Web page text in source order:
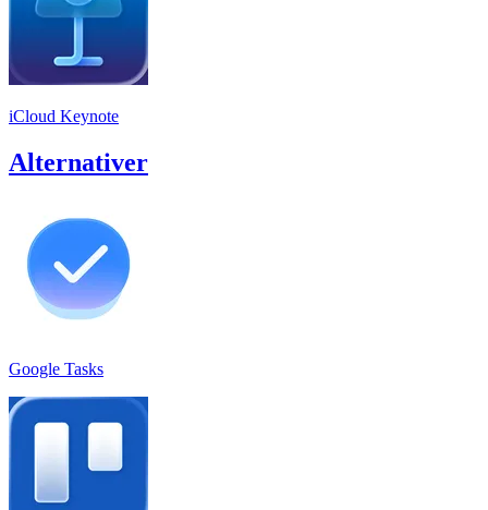
iCloud Keynote
Alternativer
Google Tasks